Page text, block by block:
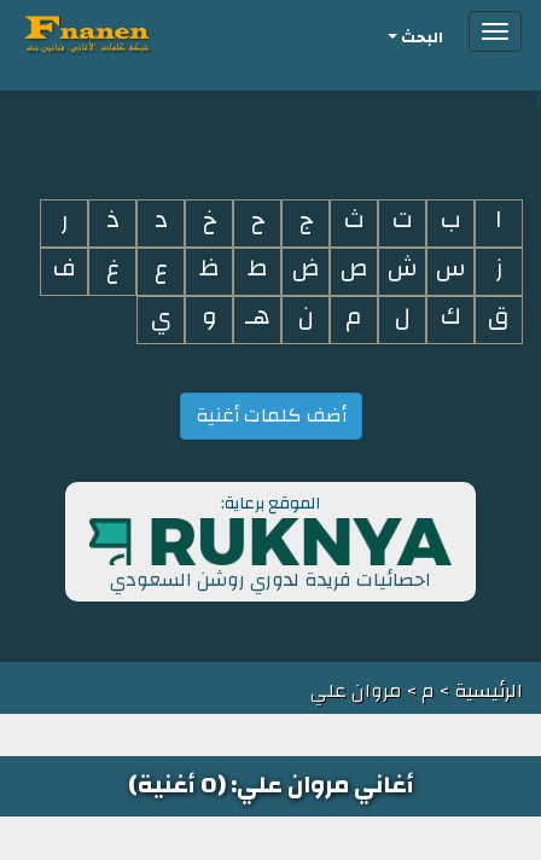
i
Toggleالبحث
ا ب ت ث ج ح خ د ذ
ر
ز
س ش ص ض ط ظ ع غ
ف
ق
ك ل م ن هـ و ي
أضف كلمات أغنية
الموقع برعاية:
احصائيات فريدة لدوري روشن السعودي
الرئيسية> م> مروان علي
أغاني مروان علي: (0 أغنية)